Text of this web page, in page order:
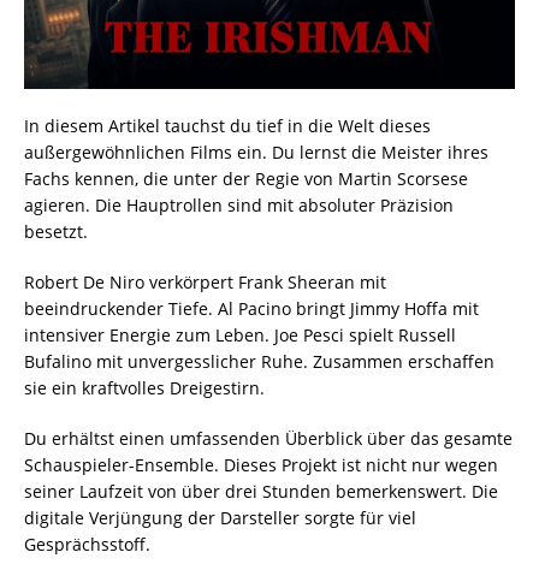
In diesem Artikel tauchst du tief in die Welt dieses
außergewöhnlichen Films ein. Du lernst die Meister ihres
Fachs kennen, die unter der Regie von Martin Scorsese
agieren. Die Hauptrollen sind mit absoluter Präzision
besetzt.
Robert De Niro verkörpert Frank Sheeran mit
beeindruckender Tiefe. Al Pacino bringt Jimmy Hoffa mit
intensiver Energie zum Leben. Joe Pesci spielt Russell
Bufalino mit unvergesslicher Ruhe. Zusammen erschaffen
sie ein kraftvolles Dreigestirn.
Du erhältst einen umfassenden Überblick über das gesamte
Schauspieler-Ensemble. Dieses Projekt ist nicht nur wegen
seiner Laufzeit von über drei Stunden bemerkenswert. Die
digitale Verjüngung der Darsteller sorgte für viel
Gesprächsstoff.